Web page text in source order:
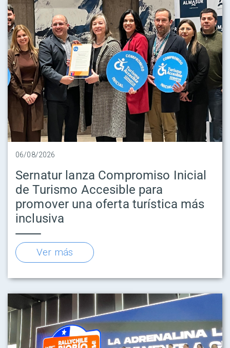
06/08/2026
Sernatur lanza Compromiso Inicial
de Turismo Accesible para
promover una oferta turística más
inclusiva
Ver más